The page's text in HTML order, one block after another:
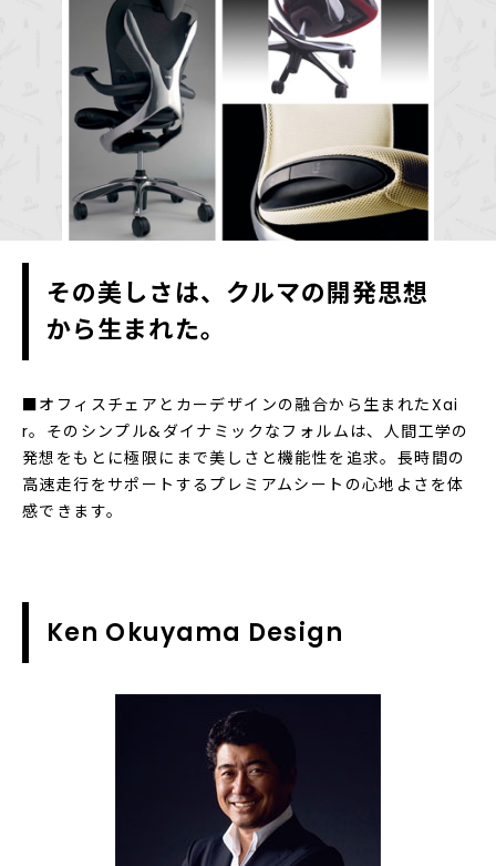
その美しさは、クルマの開発思想
から生まれた。
■オフィスチェアとカーデザインの融合から生まれたXai
r。そのシンプル&ダイナミックなフォルムは、人間工学の
発想をもとに極限にまで美しさと機能性を追求。長時間の
高速走行をサポートするプレミアムシートの心地よさを体
感できます。
Ken Okuyama Design